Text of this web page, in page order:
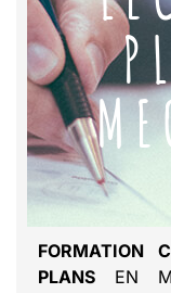
FORMATION
PLANS EN